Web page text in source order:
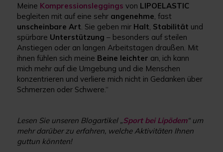
Meine Kompressionsleggings von LIPOELASTIC
begleiten mit auf eine sehr angenehme , fast
unscheinbare Art . Sie geben mir Halt Stabilität und
spürbare Unterstützung – besonders auf steilen
Anstiegen oder an langen Arbeitstagen draußen. Mit
ihnen fühlen sich meine Beine leichter an, ich kann
mich mehr auf die Umgebung und die Menschen
konzentrieren und verliere mich nicht in Gedanken über
Schmerzen oder Schwere.“
Lesen Sie unseren Blogartikel „Sport bei Lipödem“ um
mehr darüber zu erfahren, welche Aktivitäten Ihnen
guttun könnten!